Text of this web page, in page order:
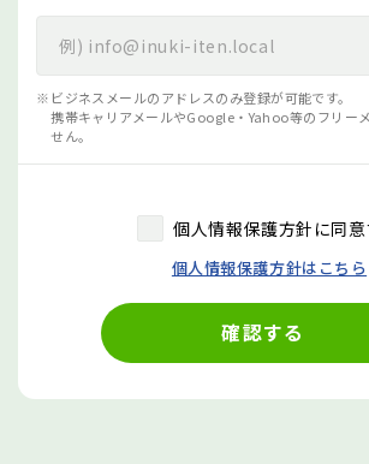
ビジネスメールのアドレスのみ登録が可能です。
携帯キャリアメールやGoogle・Yahoo等のフリー
せん。
個人情報保護方針に同意
個人情報保護方針はこちら
確認する